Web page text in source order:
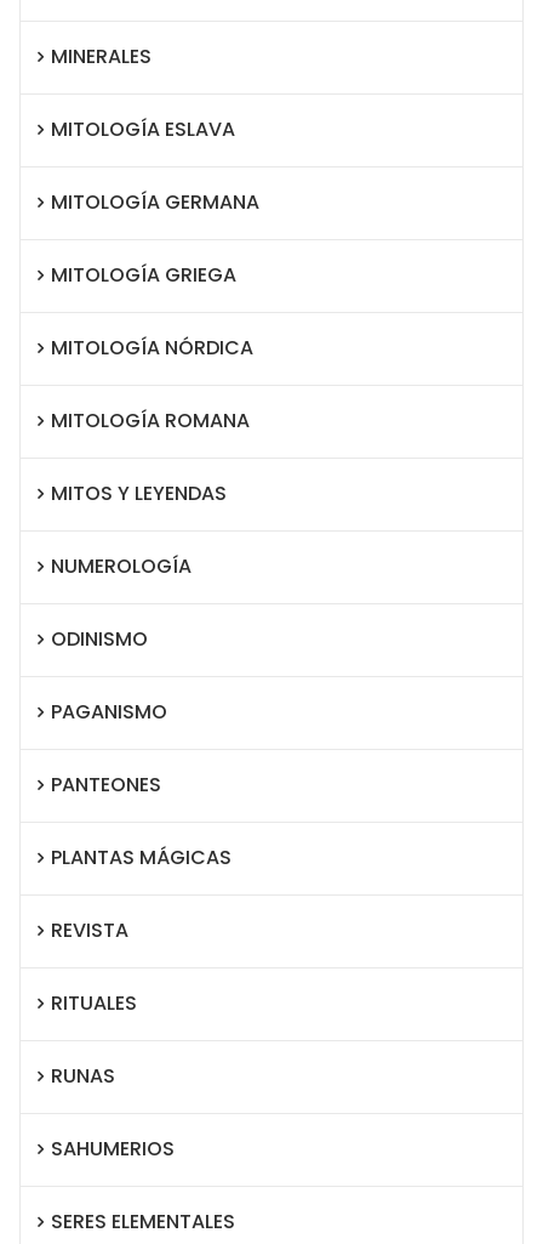
MINERALES
MITOLOGÍA ESLAVA
MITOLOGÍA GERMANA
MITOLOGÍA GRIEGA
MITOLOGÍA NÓRDICA
MITOLOGÍA ROMANA
MITOS Y LEYENDAS
NUMEROLOGÍA
ODINISMO
PAGANISMO
PANTEONES
PLANTAS MÁGICAS
REVISTA
RITUALES
RUNAS
SAHUMERIOS
SERES ELEMENTALES